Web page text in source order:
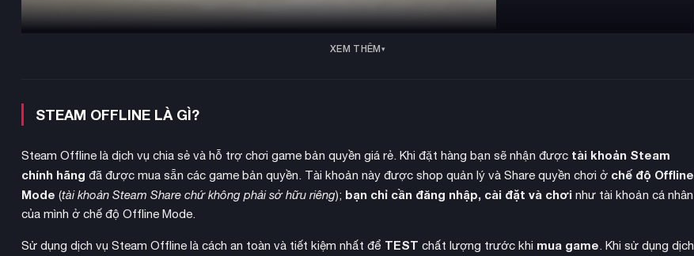
XEM THÊM
STEAM OFFLINE LÀ GÌ?
Steam Offline là dịch vụ chia sẻ và hỗ trợ chơi game bản quyền giá rẻ. Khi đặt hàng bạn sẽ nhận được tài khoản Steam
chính hãng đã được mua sẵn các game bản quyền. Tài khoản này được shop quản lý và Share quyền chơi ở chế độ Offline
Mode (tài khoản Steam Share chứ không phải sở hữu riêng); bạn chỉ cần đăng nhập, cài đặt và chơi như tài khoản cá nhân
của mình ở chế độ Offline Mode.
Sử dụng dịch vụ Steam Offline là cách an toàn và tiết kiệm nhất để TEST chất lượng trước khi mua game. Khi sử dụng dịch